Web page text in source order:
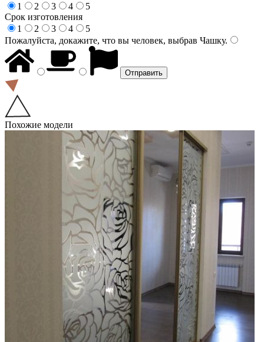
1
2 3 4
5
Срок изготовления
1
2 3 4
5
Пожалуйста, докажите, что вы человек, выбрав Чашку.
Похожие модели